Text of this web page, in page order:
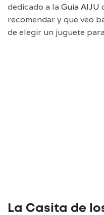
dedicado a la Guía AIJU
recomendar y que veo
de elegir un juguete
La Casita de